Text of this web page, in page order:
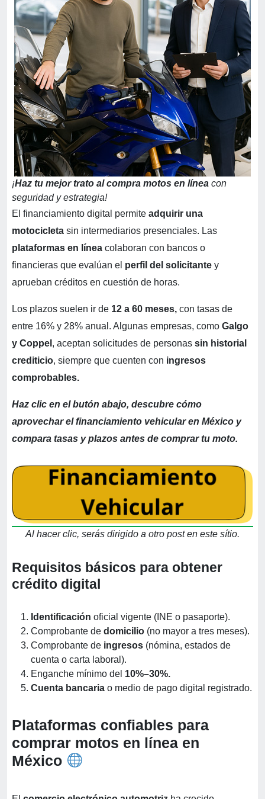
¡Haz tu mejor trato al compra motos en línea con
seguridad y estrategia!
El financiamiento digital permite adquirir una
motocicleta sin intermediarios presenciales. Las
plataformas en línea colaboran con bancos o
financieras que evalúan el perfil del solicitante y
aprueban créditos en cuestión de horas.
Los plazos suelen ir de 12 a 60 meses, con tasas de
entre 16% y 28% anual. Algunas empresas, como Galgo
y Coppel , aceptan solicitudes de personas sin historial
crediticio, siempre que cuenten con ingresos
comprobables.
Haz clic en el butón abajo, descubre cómo
aprovechar el financiamiento vehicular en México y
compara tasas y plazos antes de comprar tu moto.
Al hacer clic, serás dirigido a otro post en este sítio.
Requisitos básicos para obtener
crédito digital
Identificación oficial vigente (INE o pasaporte).
Comprobante de domicilio (no mayor a tres meses).
Comprobante de ingresos (nómina, estados de
cuenta o carta laboral).
Enganche mínimo del 10%–30%.
Cuenta bancaria o medio de pago digital registrado.
Plataformas confiables para
comprar motos en línea en
México